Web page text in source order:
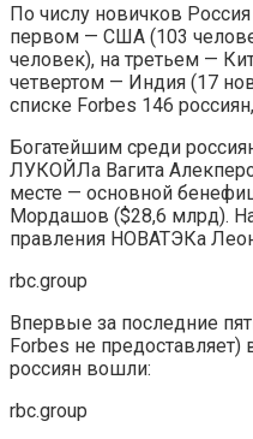
По числу новичков
первом — США (103
человек), на третьем —
четвертом — Индия (17
списке Forbes 146
Богатейшим среди
ЛУКОЙЛа Вагита
месте — основной
Мордашов ($28,6 млрд).
правления НОВАТЭКа
rbc.group
Впервые за последние
Forbes не предоставляет)
россиян вошли:
rbc.group